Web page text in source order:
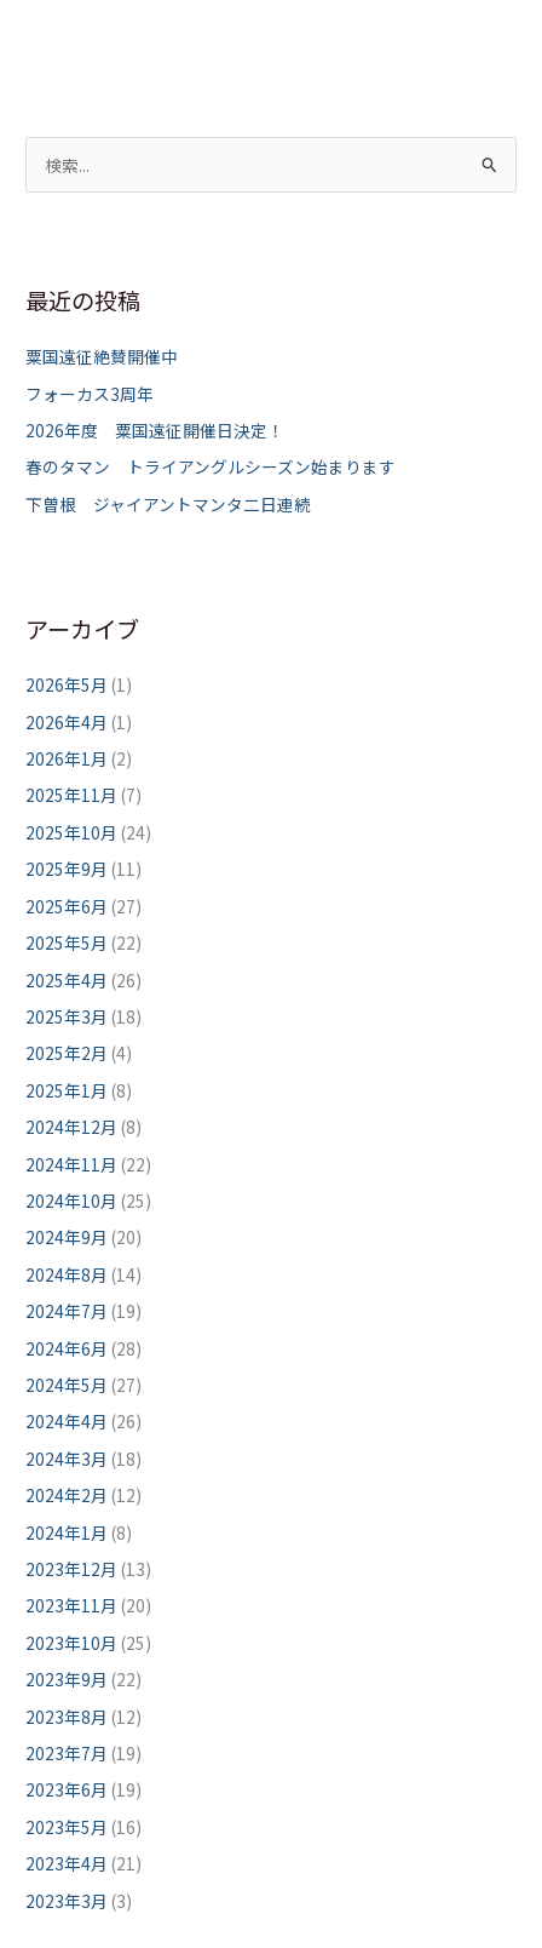
索
:最近の投稿
粟国遠征絶賛開催中
フォーカス3周年
2026年度 粟国遠征開催日決定！
春のタマン トライアングルシーズン始まります
下曽根 ジャイアントマンタ二日連続
アーカイブ
2026年5月 (1)
2026年4月 (1)
2026年1月 (2)
2025年11月 (7)
2025年10月 (24)
2025年9月 (11)
2025年6月 (27)
2025年5月 (22)
2025年4月 (26)
2025年3月 (18)
2025年2月 (4)
2025年1月 (8)
2024年12月 (8)
2024年11月 (22)
2024年10月 (25)
2024年9月 (20)
2024年8月 (14)
2024年7月 (19)
2024年6月 (28)
2024年5月 (27)
2024年4月 (26)
2024年3月 (18)
2024年2月 (12)
2024年1月 (8)
2023年12月 (13)
2023年11月 (20)
2023年10月 (25)
2023年9月 (22)
2023年8月 (12)
2023年7月 (19)
2023年6月 (19)
2023年5月 (16)
2023年4月 (21)
2023年3月 (3)